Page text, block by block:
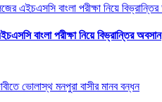
বাংলা পরীক্ষা নিয়ে বিভ্রান্তির অবসান